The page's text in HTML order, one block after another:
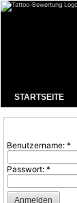
STARTSEITE
Benutzername: *
Passwort: *